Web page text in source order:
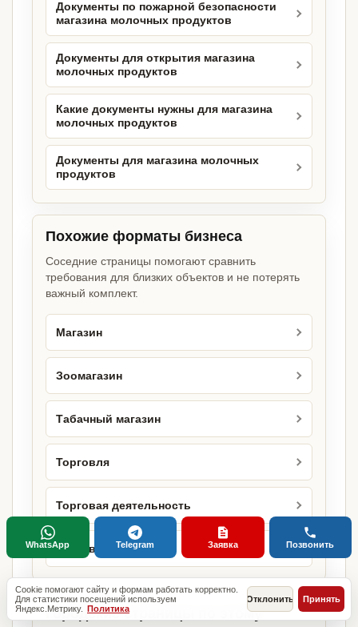
Документы по пожарной безопасности
магазина молочных продуктов
Документы для открытия магазина
молочных продуктов
Какие документы нужны для магазина
молочных продуктов
Документы для магазина молочных
продуктов
Похожие форматы бизнеса
Соседние страницы помогают сравнить
требования для близких объектов и не потерять
важный комплект.
Магазин
Зоомагазин
Табачный магазин
Торговля
Торговая деятельность
Торговая точка
Городские страницы по этому
Cookie помогают сайту и формам работать корректно.
Для статистики посещений используем
Яндекс.Метрику. Политика
Отклонить Принять
WhatsApp Telegram Заявка Позвонить